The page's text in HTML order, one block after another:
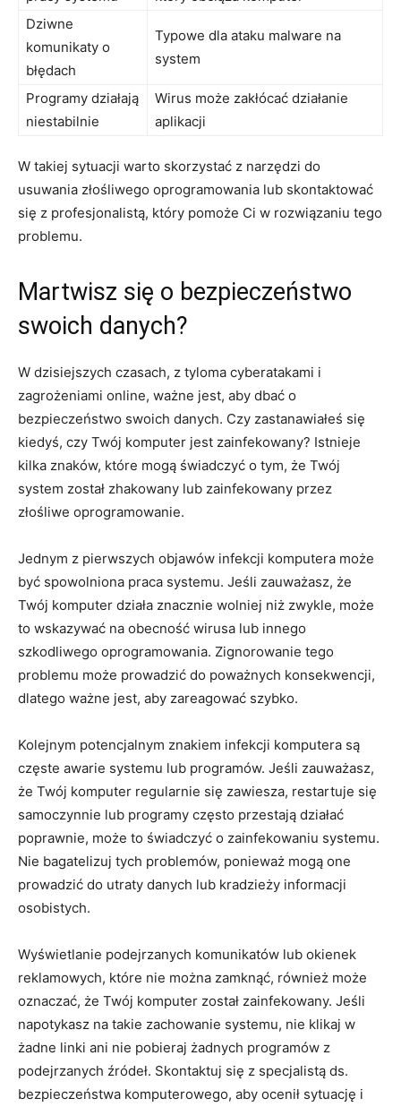
Dziwne
komunikaty o
błędach
Typowe​ dla ataku ⁤malware na
system
Programy działają
niestabilnie
Wirus może ‌zakłócać działanie
aplikacji
W​ takiej sytuacji warto skorzystać z narzędzi⁤ do
usuwania złośliwego ⁣oprogramowania lub skontaktować
się z profesjonalistą, który⁤ pomoże ⁣Ci w rozwiązaniu tego
problemu.
Martwisz się o bezpieczeństwo
swoich danych?
W dzisiejszych czasach, z tyloma cyberatakami i
zagrożeniami ⁣online, ważne jest, ⁢aby dbać o
bezpieczeństwo swoich⁣ danych. Czy zastanawiałeś się
kiedyś, czy Twój komputer jest zainfekowany? Istnieje
kilka znaków, które mogą świadczyć o ⁢tym, że Twój
system został zhakowany⁢ lub ​zainfekowany⁢ przez
złośliwe oprogramowanie.
Jednym​ z​ pierwszych objawów infekcji komputera może
być spowolniona praca systemu. Jeśli zauważasz, że
Twój komputer działa znacznie ⁢wolniej niż zwykle, może⁢
to wskazywać na obecność wirusa lub innego
szkodliwego oprogramowania.⁤ Zignorowanie tego
problemu może prowadzić do poważnych konsekwencji,
dlatego ważne jest, aby⁢ zareagować szybko.
Kolejnym potencjalnym⁣ znakiem infekcji komputera są
częste awarie systemu lub programów.‍ Jeśli zauważasz,
że Twój komputer regularnie⁣ się zawiesza, restartuje się
‍samoczynnie lub programy często przestają działać
poprawnie,‍ może to świadczyć o zainfekowaniu systemu.
Nie bagatelizuj⁤ tych problemów, ponieważ⁤ mogą one
prowadzić do utraty danych lub kradzieży informacji‌
osobistych.
Wyświetlanie podejrzanych komunikatów ⁢lub okienek
reklamowych, które nie można zamknąć, również ​może
oznaczać, że Twój komputer został zainfekowany. Jeśli
napotykasz na takie zachowanie systemu, nie klikaj⁢ w
żadne linki ani nie pobieraj żadnych programów z
podejrzanych źródeł. Skontaktuj się z specjalistą ds.
bezpieczeństwa komputerowego, aby ocenił sytuację i